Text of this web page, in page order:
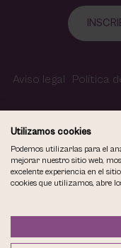
Aviso legal Política
Política de
Utilizamos cookies
Podemos utilizarlas para el
mejorar nuestro sitio web,
excelente experiencia en el
cookies que utilizamos, abre